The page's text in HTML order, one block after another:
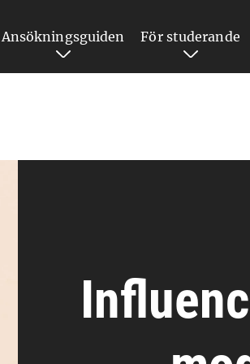
Ansökningsguiden För studerande